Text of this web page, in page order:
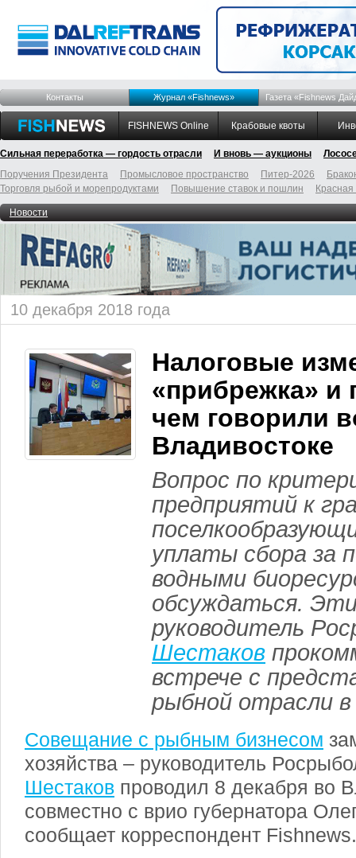
Контакты Журнал «Fishnews» Газета «Fishnews
FISHNEWS Online Крабовые квоты
Сильная переработка — гордость отрасли И вновь — аукционы
Поручения Президента
Промысловое пространство Питер-2026
Торговля рыбой и морепродуктами
Повышение ставок и пошлин
Новости
10 декабря 2018 года
Налоговые
«прибрежка» и
чем говорили
Владивостоке
Вопрос по
предприятий к
уплаты сбора за
водными
обсуждаться.
руководитель
Шестаков
встрече с
рыбной отрасли
Совещание с рыбным бизнесом
хозяйства – руководитель
Шестаков проводил 8 декабря во
совместно с врио губернатора
сообщает корреспондент Fishnews.